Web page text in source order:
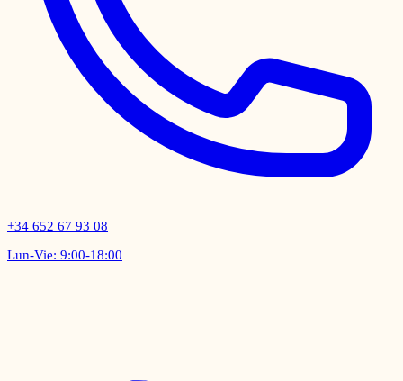
+34 652 67 93 08
Lun-Vie: 9:00-18:00